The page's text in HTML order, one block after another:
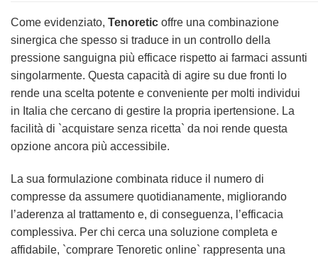
Come evidenziato, Tenoretic offre una combinazione
sinergica che spesso si traduce in un controllo della
pressione sanguigna più efficace rispetto ai farmaci assunti
singolarmente. Questa capacità di agire su due fronti lo
rende una scelta potente e conveniente per molti individui
in Italia che cercano di gestire la propria ipertensione. La
facilità di `acquistare senza ricetta` da noi rende questa
opzione ancora più accessibile.
La sua formulazione combinata riduce il numero di
compresse da assumere quotidianamente, migliorando
l’aderenza al trattamento e, di conseguenza, l’efficacia
complessiva. Per chi cerca una soluzione completa e
affidabile, `comprare Tenoretic online` rappresenta una